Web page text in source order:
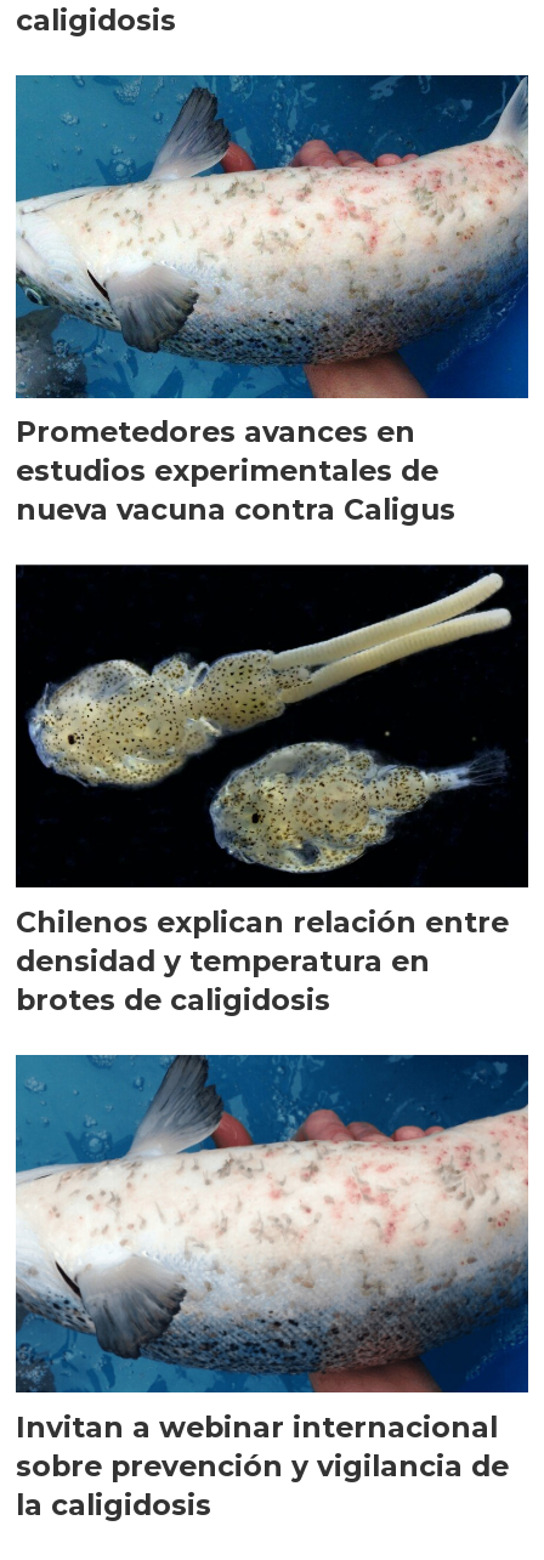
caligidosis
Prometedores avances en
estudios experimentales de
nueva vacuna contra Caligus
Chilenos explican relación entre
densidad y temperatura en
brotes de caligidosis
Invitan a webinar internacional
sobre prevención y vigilancia de
la caligidosis